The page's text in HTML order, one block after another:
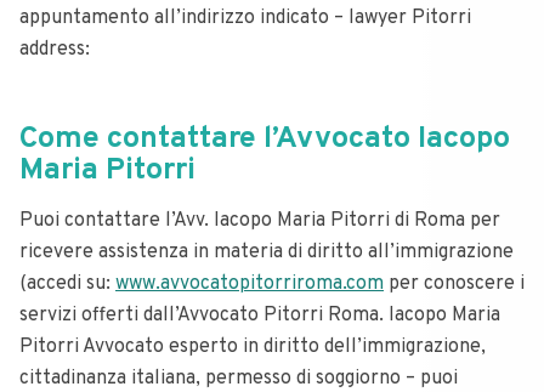
appuntamento all’indirizzo indicato – lawyer Pitorri
address:
Come contattare l’Avvocato Iacopo
Maria Pitorri
Puoi contattare l’Avv. Iacopo Maria Pitorri di Roma per
ricevere assistenza in materia di diritto all’immigrazione
(accedi su: www.avvocatopitorriroma.com per conoscere i
servizi offerti dall’Avvocato Pitorri Roma. Iacopo Maria
Pitorri Avvocato esperto in diritto dell’immigrazione,
cittadinanza italiana, permesso di soggiorno – puoi